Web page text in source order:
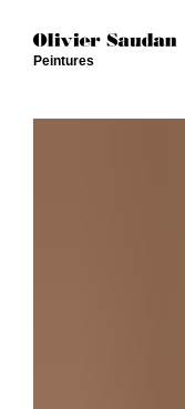
Peintures